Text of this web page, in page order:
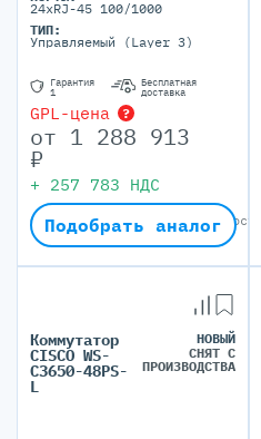
24xRJ-45 100/1000
ТИП:
Управляемый (Layer 3)
Гарантия
1
Бесплатная
доставка
GPL-цена ?
от 1 288 913
₽
+ 257 783 НДС
Окончательная цена по запросу
Подобрать аналог
Коммутатор
CISCO WS-
C3650-48PS-
L
НОВЫЙ
СНЯТ С
ПРОИЗВОДСТВА